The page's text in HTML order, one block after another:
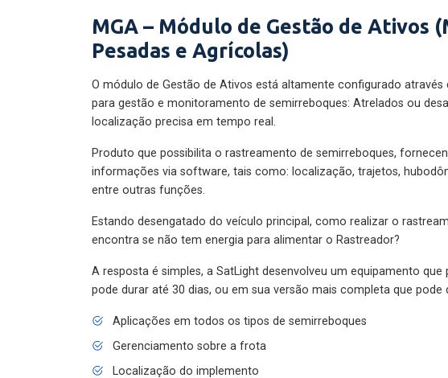
MGA – Módulo de Gestão de Ativos
Pesadas e Agrícolas)
O módulo de Gestão de Ativos está altamente configurado
para gestão e monitoramento de semirreboques: Atrelados ou
localização precisa em tempo real.
Produto que possibilita o rastreamento de semirreboques,
informações via software, tais como: localização, trajetos,
entre outras funções.
Estando desengatado do veículo principal, como realizar o
encontra se não tem energia para alimentar o Rastreador?
A resposta é simples, a SatLight desenvolveu um equipamento que
pode durar até 30 dias, ou em sua versão mais completa que pode
Aplicações em todos os tipos de semirreboques
Gerenciamento sobre a frota
Localização do implemento